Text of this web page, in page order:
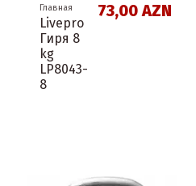
Главная
Livepro
Гиря 8
kg
LP8043-
8
73,00 AZN